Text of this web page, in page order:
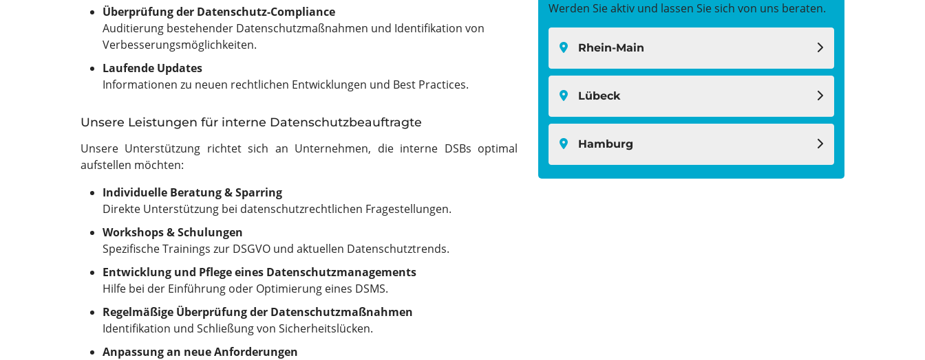
Überprüfung der Datenschutz-Compliance
Auditierung bestehender Datenschutzmaßnahmen und Identifikation von
Verbesserungsmöglichkeiten.
Laufende Updates
Informationen zu neuen rechtlichen Entwicklungen und Best Practices.
Unsere Leistungen für interne Datenschutzbeauftragte
Unsere Unterstützung richtet sich an Unternehmen, die interne DSBs optimal
aufstellen möchten:
Individuelle Beratung & Sparring
Direkte Unterstützung bei datenschutzrechtlichen Fragestellungen.
Workshops & Schulungen
Spezifische Trainings zur DSGVO und aktuellen Datenschutztrends.
Entwicklung und Pflege eines Datenschutzmanagements
Hilfe bei der Einführung oder Optimierung eines DSMS.
Regelmäßige Überprüfung der Datenschutzmaßnahmen
Identifikation und Schließung von Sicherheitslücken.
Anpassung an neue Anforderungen
Werden Sie aktiv und lassen Sie sich von uns beraten.
Rhein-Main
Lübeck
Hamburg